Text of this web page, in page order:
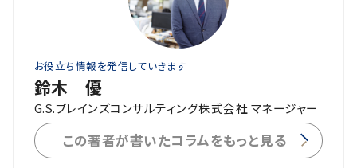
お役立ち情報を発信していきます
鈴木 優
G.S.ブレインズコンサルティング株式会社 マネージャー
この著者が書いたコラムをもっと見る